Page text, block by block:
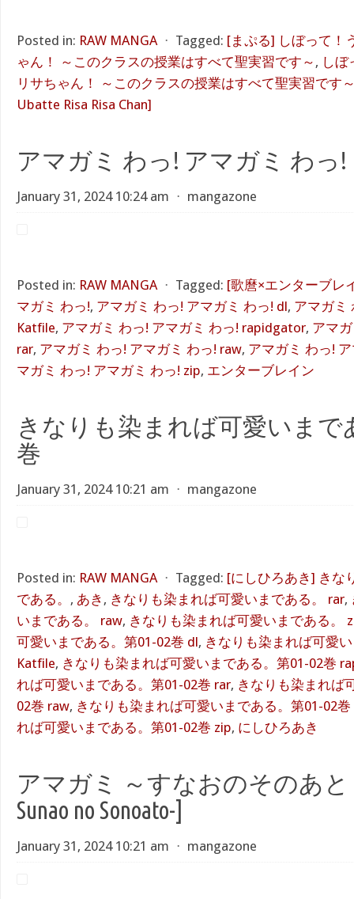
Posted in: RAW MANGA ⋅ Tagged: [まぷる] しぼって！
ゃん！ ～このクラスの授業はすべて聖実習です～ , しぼ
リサちゃん！ ～このクラスの授業はすべて聖実習です
Ubatte Risa Risa Chan]
アマガミ わっ! アマガミ わっ!
January 31, 2024 10:24 am ⋅ mangazone
Posted in: RAW MANGA ⋅ Tagged: [歌麿×エンターブレ
マガミ わっ!, アマガミ わっ! アマガミ わっ! dl, アマガミ
Katfile, アマガミ わっ! アマガミ わっ! rapidgator, アマ
rar, アマガミ わっ! アマガミ わっ! raw, アマガミ わっ!
マガミ わっ! アマガミ わっ! zip, エンターブレイン
きなりも染まれば可愛いまで
巻
January 31, 2024 10:21 am ⋅ mangazone
Posted in: RAW MANGA ⋅ Tagged: [にしひろあき] きな
である。 , あき , きなりも染まれば可愛いまである。 rar,
いまである。 raw, きなりも染まれば可愛いまである。
可愛いまである。第01-02巻 dl, きなりも染まれば可愛
Katfile, きなりも染まれば可愛いまである。第01-02巻
れば可愛いまである。第01-02巻 rar, きなりも染まれば
02巻 raw, きなりも染まれば可愛いまである。第01-02
れば可愛いまである。第01-02巻 zip, にしひろあき
アマガミ ～すなおのそのあと
Sunao no Sonoato-]
January 31, 2024 10:21 am ⋅ mangazone